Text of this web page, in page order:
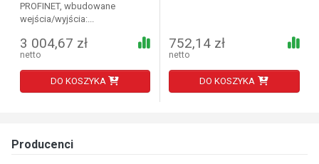
PROFINET, wbudowane
wejścia/wyjścia:...
3 004,67 zł
netto
DO KOSZYKA
752,14 zł
netto
DO KOSZYKA
Producenci